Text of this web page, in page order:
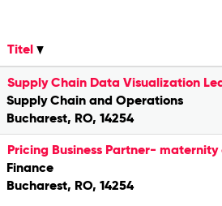
Titel
Supply Chain Data Visualization
Supply Chain and Operations
Bucharest, RO, 14254
Pricing Business Partner- maternity
Finance
Bucharest, RO, 14254